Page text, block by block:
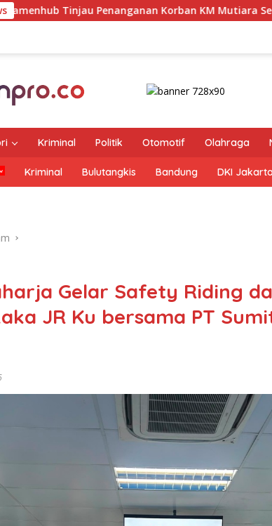
KM Mutiara Sentosa II di RS PHC Surabaya
Kriminal Politik Otomotif Olahraga
Kriminal Bulutangkis Bandung DKI Jakarta
Gelar Safety Riding
JR Ku bersama PT